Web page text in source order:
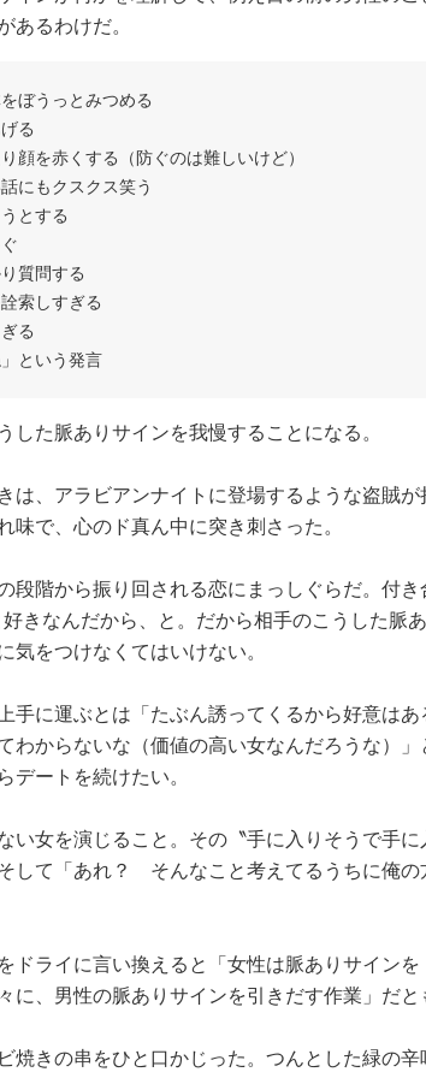
あるわけだ。
ぼうっとみつめる
る
顔を赤くする（防ぐのは難しいけど）
にもクスクス笑う
とする
質問する
索しすぎる
る
という発言
た脈ありサインを我慢することになる。
は、アラビアンナイトに登場するような盗賊
味で、心のド真ん中に突き刺さった。
段階から振り回される恋にまっしぐらだ。付
きなんだから、と。だから相手のこうした脈
気をつけなくてはいけない。
手に運ぶとは「たぶん誘ってくるから好意は
わからないな（価値の高い女なんだろうな）
デートを続けたい。
い女を演じること。その〝手に入りそうで手
して「あれ？ そんなこと考えてるうちに俺
ドライに言い換えると「女性は脈ありサイン
に、男性の脈ありサインを引きだす作業」だと
焼きの串をひと口かじった。つんとした緑の